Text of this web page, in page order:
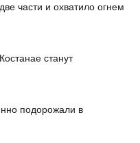
части и охватило огнем
станут
подорожали в